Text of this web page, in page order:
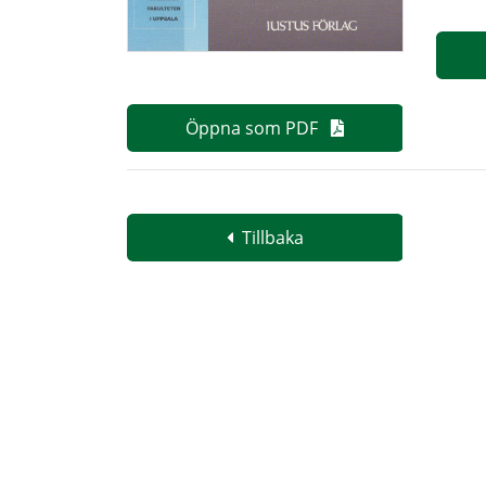
Öppna som PDF
Tillbaka